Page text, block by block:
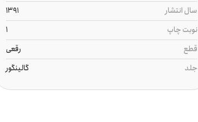
سال انتشار
1391
نوبت چاپ
1
قطع
رقعی
جلد
گالینگور